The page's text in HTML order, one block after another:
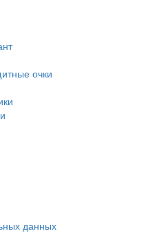
очки
данных